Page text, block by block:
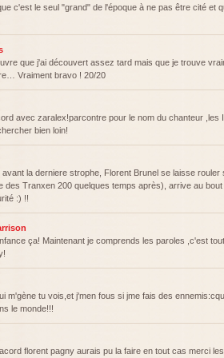
c'est le seul "grand" de l'époque à ne pas être cité et
que j'ai découvert assez tard mais que je trouve
Vraiment bravo ! 20/20
avec zaralex!parcontre pour le nom du chanteur ,les
bien loin!
avant la derniere strophe, Florent Brunel se laisse rouler
des Tranxen 200 quelques temps après), arrive au
:) !!
ça! Maintenant je comprends les paroles ,c'est
m'gène tu vois,et j'men fous si jme fais des
le monde!!!
florent pagny aurais pu la faire en tout cas merci